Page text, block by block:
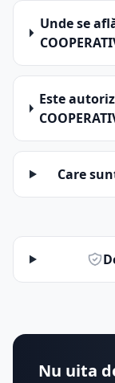
Unde se
Este
Care
Nu uita